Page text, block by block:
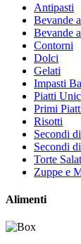
Antipasti
Bevande
Bevande
Contorni
Dolci
Gelati
Impasti
Piatti
Primi
Risotti
Secondi
Secondi
Torte
Zuppe e
Alimenti